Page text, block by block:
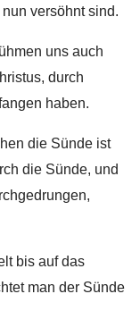
versöhnt sind.
uns auch
durch
haben.
die Sünde ist
die Sünde, und
bis auf das
man der Sünde